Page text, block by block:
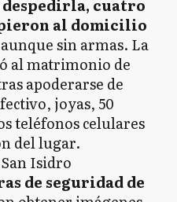
cuatro
al domicilio
sin armas. La
al matrimonio de
apoderarse de
joyas, 50
teléfonos celulares
del lugar.
Isidro
de seguridad de